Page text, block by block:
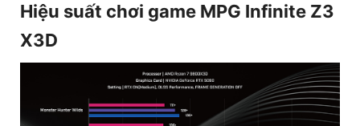
Hiệu suất chơi game MPG Infinite Z3
X3D